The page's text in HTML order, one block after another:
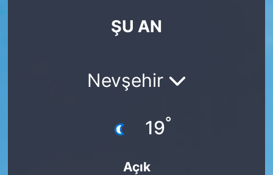
ŞU AN
Nevşehir
19°
Açık
Son Dakika Haberleri